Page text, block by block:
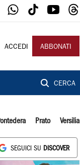
ACCEDI ABBONATI
CERCA
Prato Versilia
SEGUICI SU DISCOVER